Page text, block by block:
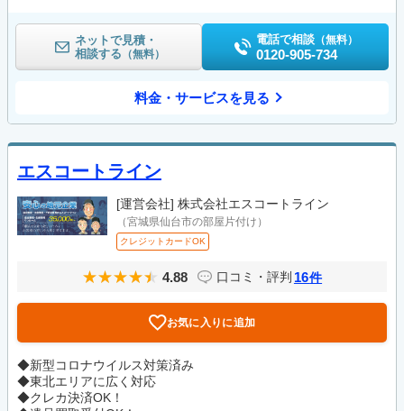
ネットで見積・
相談する （無料）
電話で相談 （無料）
0120-905-734
料金・サービスを見る
エスコートライン
[運営会社] 株式会社エスコートライン
（宮城県仙台市の部屋片付け）
クレジットカードOK
4.88 口コミ・評判 16件
お気に入りに追加
◆新型コロナウイルス対策済み
◆東北エリアに広く対応
◆クレカ決済OK！